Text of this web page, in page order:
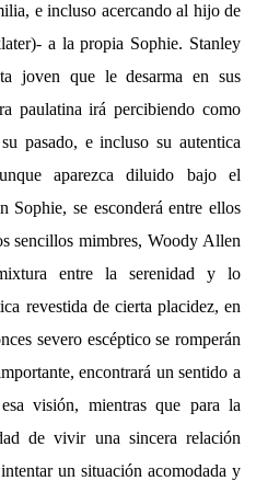
e incluso acercando al hijo de
a la propia Sophie. Stanley
joven que le desarma en sus
paulatina irá percibiendo como
pasado, e incluso su autentica
aparezca diluido bajo el
Sophie, se esconderá entre ellos
sencillos mimbres, Woody Allen
entre la serenidad y lo
revestida de cierta placidez, en
severo escéptico se romperán
encontrará un sentido a
visión, mientras que para la
de vivir una sincera relación
un situación acomodada y